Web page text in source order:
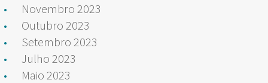
Novembro 2023
Outubro 2023
Setembro 2023
Julho 2023
Maio 2023